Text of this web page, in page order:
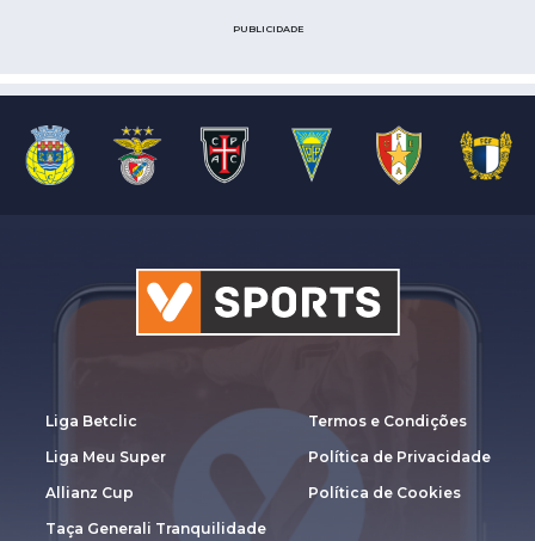
PUBLICIDADE
Liga Betclic
Liga Meu Super
Allianz Cup
Taça Generali Tranquilidade
Termos e Condições
Política de Privacidade
Política de Cookies